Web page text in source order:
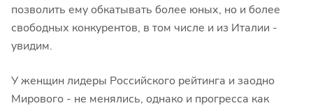
позволить ему обкатывать более юных, но и более
свободных конкурентов, в том числе и из Италии -
увидим.
У женщин лидеры Российского рейтинга и заодно
Мирового - не менялись, однако и прогресса как